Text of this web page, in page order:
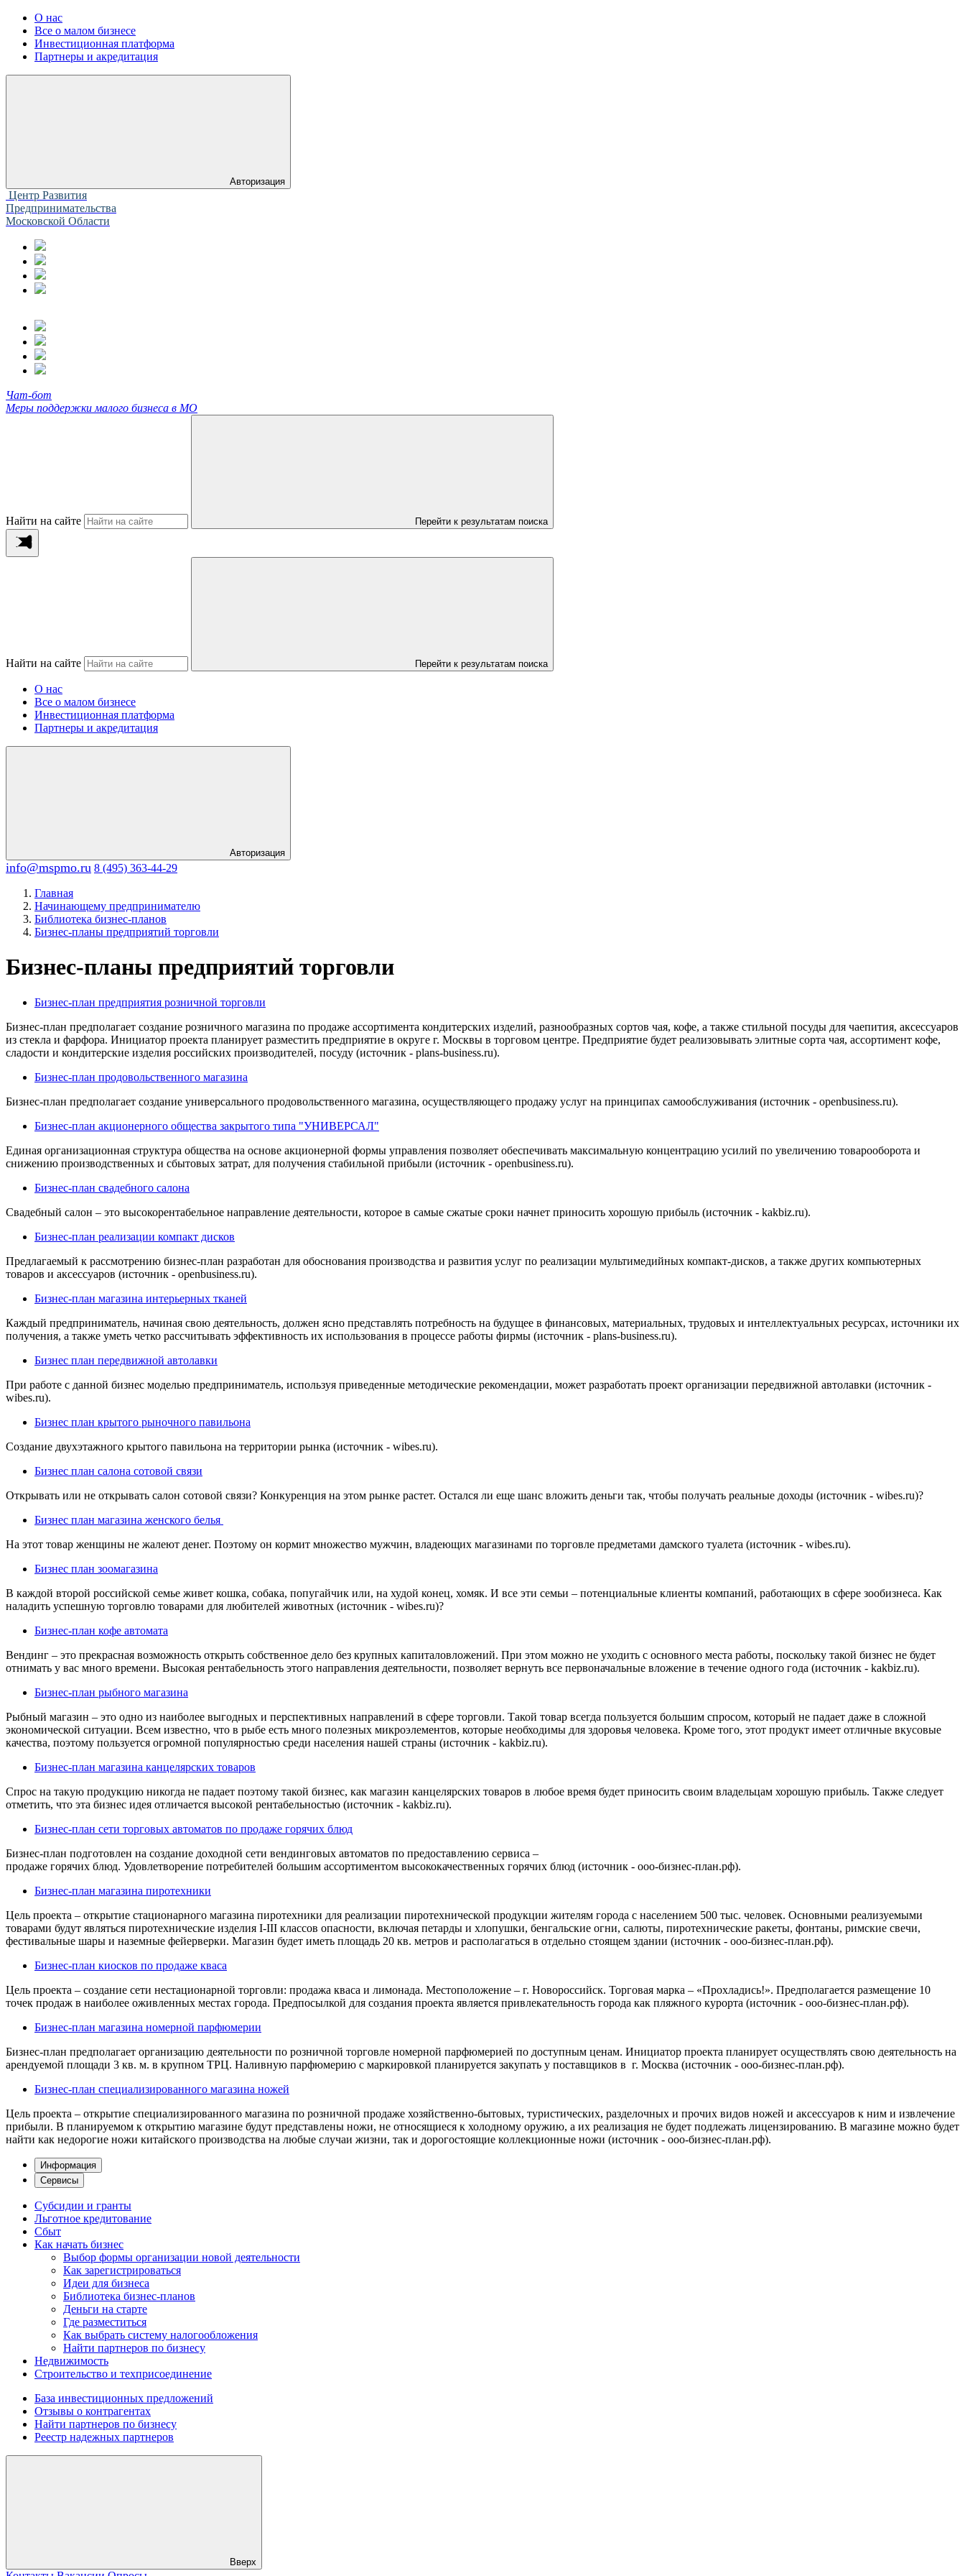
О нас
Все о малом бизнесе
Инвестиционная платформа
Партнеры и акредитация
Авторизация
Центр Развития
Предпринимательства
Московской Области
Чат-бот
Меры поддержки малого бизнеса в МО
Найти на сайте Перейти к результатам поиска
Найти на сайте Перейти к результатам поиска
О нас
Все о малом бизнесе
Инвестиционная платформа
Партнеры и акредитация
Авторизация
info@mspmo.ru 8 (495) 363-44-29
Главная
Начинающему предпринимателю
Библиотека бизнес-планов
Бизнес-планы предприятий торговли
Бизнес-планы предприятий торговли
Бизнес-план предприятия розничной торговли
Бизнес-план предполагает создание розничного магазина по продаже ассортимента кондитерских изделий, разнообразных сортов чая, кофе, а также стильной посуды для чаепития, аксессуаров
из стекла и фарфора. Инициатор проекта планирует разместить предприятие в округе г. Москвы в торговом центре. Предприятие будет реализовывать элитные сорта чая, ассортимент кофе,
сладости и кондитерские изделия российских производителей, посуду (источник - plans-business.ru).
Бизнес-план продовольственного магазина
Бизнес-план предполагает создание универсального продовольственного магазина, осуществляющего продажу услуг на принципах самообслуживания (источник - openbusiness.ru).
Бизнес-план акционерного общества закрытого типа "УНИВЕРСАЛ"
Единая организационная структура общества на основе акционерной формы управления позволяет обеспечивать максимальную концентрацию усилий по увеличению товарооборота и
снижению производственных и сбытовых затрат, для получения стабильной прибыли (источник - openbusiness.ru).
Бизнес-план свадебного салона
Свадебный салон – это высокорентабельное направление деятельности, которое в самые сжатые сроки начнет приносить хорошую прибыль (источник - kakbiz.ru).
Бизнес-план реализации компакт дисков
Предлагаемый к рассмотрению бизнес-план разработан для обоснования производства и развития услуг по реализации мультимедийных компакт-дисков, а также других компьютерных
товаров и аксессуаров (источник - openbusiness.ru).
Бизнес-план магазина интерьерных тканей
Каждый предприниматель, начиная свою деятельность, должен ясно представлять потребность на будущее в финансовых, материальных, трудовых и интеллектуальных ресурсах, источники их
получения, а также уметь четко рассчитывать эффективность их использования в процессе работы фирмы (источник - plans-business.ru).
Бизнес план передвижной автолавки
При работе с данной бизнес моделью предприниматель, используя приведенные методические рекомендации, может разработать проект организации передвижной автолавки (источник -
wibes.ru).
Бизнес план крытого рыночного павильона
Создание двухэтажного крытого павильона на территории рынка (источник - wibes.ru).
Бизнес план салона сотовой связи
Открывать или не открывать салон сотовой связи? Конкуренция на этом рынке растет. Остался ли еще шанс вложить деньги так, чтобы получать реальные доходы (источник - wibes.ru)?
Бизнес план магазина женского белья
На этот товар женщины не жалеют денег. Поэтому он кормит множество мужчин, владеющих магазинами по торговле предметами дамского туалета (источник - wibes.ru).
Бизнес план зоомагазина
В каждой второй российской семье живет кошка, собака, попугайчик или, на худой конец, хомяк. И все эти семьи – потенциальные клиенты компаний, работающих в сфере зообизнеса. Как
наладить успешную торговлю товарами для любителей животных (источник - wibes.ru)?
Бизнес-план кофе автомата
Вендинг – это прекрасная возможность открыть собственное дело без крупных капиталовложений. При этом можно не уходить с основного места работы, поскольку такой бизнес не будет
отнимать у вас много времени. Высокая рентабельность этого направления деятельности, позволяет вернуть все первоначальные вложение в течение одного года (источник - kakbiz.ru).
Бизнес-план рыбного магазина
Рыбный магазин – это одно из наиболее выгодных и перспективных направлений в сфере торговли. Такой товар всегда пользуется большим спросом, который не падает даже в сложной
экономической ситуации. Всем известно, что в рыбе есть много полезных микроэлементов, которые необходимы для здоровья человека. Кроме того, этот продукт имеет отличные вкусовые
качества, поэтому пользуется огромной популярностью среди населения нашей страны (источник - kakbiz.ru).
Бизнес-план магазина канцелярских товаров
Спрос на такую продукцию никогда не падает поэтому такой бизнес, как магазин канцелярских товаров в любое время будет приносить своим владельцам хорошую прибыль. Также следует
отметить, что эта бизнес идея отличается высокой рентабельностью (источник - kakbiz.ru).
Бизнес-план сети торговых автоматов по продаже горячих блюд
Бизнес-план подготовлен на создание доходной сети вендинговых автоматов по предоставлению сервиса –
продаже горячих блюд. Удовлетворение потребителей большим ассортиментом высококачественных горячих блюд (источник - ооо-бизнес-план.рф).
Бизнес-план магазина пиротехники
Цель проекта – открытие стационарного магазина пиротехники для реализации пиротехнической продукции жителям города с населением 500 тыс. человек. Основными реализуемыми
товарами будут являться пиротехнические изделия I-III классов опасности, включая петарды и хлопушки, бенгальские огни, салюты, пиротехнические ракеты, фонтаны, римские свечи,
фестивальные шары и наземные фейерверки. Магазин будет иметь площадь 20 кв. метров и располагаться в отдельно стоящем здании (источник - ооо-бизнес-план.рф).
Бизнес-план киосков по продаже кваса
Цель проекта – создание сети нестационарной торговли: продажа кваса и лимонада. Местоположение – г. Новороссийск. Торговая марка – «Прохладись!». Предполагается размещение 10
точек продаж в наиболее оживленных местах города. Предпосылкой для создания проекта является привлекательность города как пляжного курорта (источник - ооо-бизнес-план.рф).
Бизнес-план магазина номерной парфюмерии
Бизнес-план предполагает организацию деятельности по розничной торговле номерной парфюмерией по доступным ценам. Инициатор проекта планирует осуществлять свою деятельность на
арендуемой площади 3 кв. м. в крупном ТРЦ. Наливную парфюмерию с маркировкой планируется закупать у поставщиков в г. Москва (источник - ооо-бизнес-план.рф).
Бизнес-план специализированного магазина ножей
Цель проекта – открытие специализированного магазина по розничной продаже хозяйственно-бытовых, туристических, разделочных и прочих видов ножей и аксессуаров к ним и извлечение
прибыли. В планируемом к открытию магазине будут представлены ножи, не относящиеся к холодному оружию, а их реализация не будет подлежать лицензированию. В магазине можно будет
найти как недорогие ножи китайского производства на любые случаи жизни, так и дорогостоящие коллекционные ножи (источник - ооо-бизнес-план.рф).
Информация
Сервисы
Субсидии и гранты
Льготное кредитование
Сбыт
Как начать бизнес
Выбор формы организации новой деятельности
Как зарегистрироваться
Идеи для бизнеса
Библиотека бизнес-планов
Деньги на старте
Где разместиться
Как выбрать систему налогообложения
Найти партнеров по бизнесу
Недвижимость
Строительство и техприсоединение
База инвестиционных предложений
Отзывы о контрагентах
Найти партнеров по бизнесу
Реестр надежных партнеров
Вверх